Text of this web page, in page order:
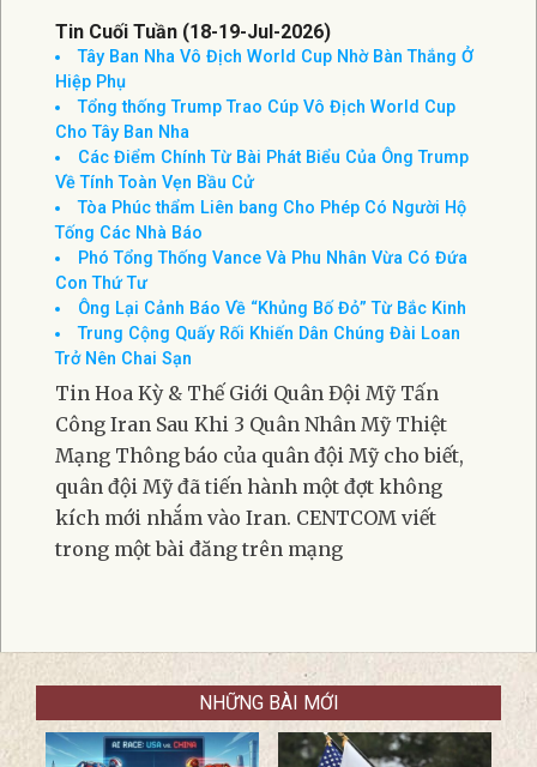
Tin Cuối Tuần (18-19-Jul-2026)
Tây Ban Nha Vô Địch World Cup Nhờ Bàn Thắng Ở
Hiệp Phụ
Tổng thống Trump Trao Cúp Vô Địch World Cup
Cho Tây Ban Nha
Các Điểm Chính Từ Bài Phát Biểu Của Ông Trump
Về Tính Toàn Vẹn Bầu Cử
Tòa Phúc thẩm Liên bang Cho Phép Có Người Hộ
Tống Các Nhà Báo
Phó Tổng Thống Vance Và Phu Nhân Vừa Có Đứa
Con Thứ Tư
Ông Lại Cảnh Báo Về “Khủng Bố Đỏ” Từ Bắc Kinh
Trung Cộng Quấy Rối Khiến Dân Chúng Đài Loan
Trở Nên Chai Sạn
Tin Hoa Kỳ & Thế Giới Quân Đội Mỹ Tấn
Công Iran Sau Khi 3 Quân Nhân Mỹ Thiệt
Mạng Thông báo của quân đội Mỹ cho biết,
quân đội Mỹ đã tiến hành một đợt không
kích mới nhắm vào Iran. CENTCOM viết
trong một bài đăng trên mạng
NHỮNG BÀI MỚI